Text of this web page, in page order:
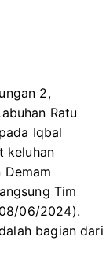
2,
Ratu
Iqbal
keluhan
Tim
06/2024).
bagian dari